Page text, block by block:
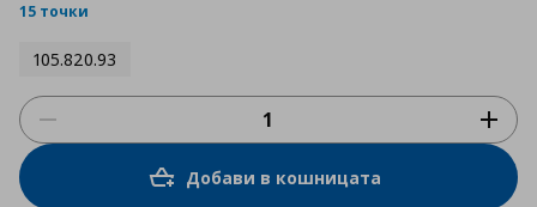
15 точки
105.820.93
Добави в кошницата